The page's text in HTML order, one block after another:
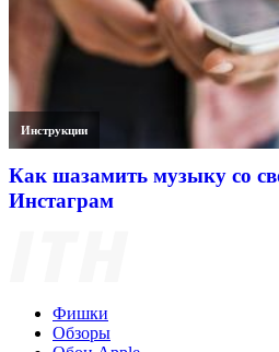
Инструкции
Как шазамить музыку со
Инстаграм
Фишки
Обзоры